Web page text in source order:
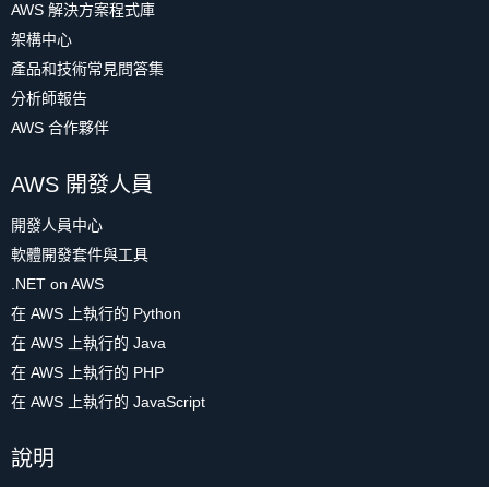
AWS 解決方案程式庫
架構中心
產品和技術常見問答集
分析師報告
AWS 合作夥伴
AWS 開發人員
開發人員中心
軟體開發套件與工具
.NET on AWS
在 AWS 上執行的 Python
在 AWS 上執行的 Java
在 AWS 上執行的 PHP
在 AWS 上執行的 JavaScript
說明